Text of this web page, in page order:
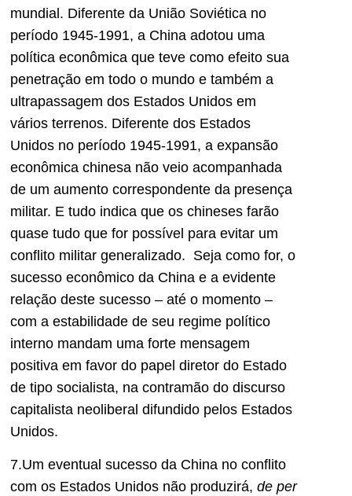
mundial. Diferente da União Soviética no
período 1945-1991, a China adotou uma
política econômica que teve como efeito sua
penetração em todo o mundo e também a
ultrapassagem dos Estados Unidos em
vários terrenos. Diferente dos Estados
Unidos no período 1945-1991, a expansão
econômica chinesa não veio acompanhada
de um aumento correspondente da presença
militar. E tudo indica que os chineses farão
quase tudo que for possível para evitar um
conflito militar generalizado. Seja como for, o
sucesso econômico da China e a evidente
relação deste sucesso – até o momento –
com a estabilidade de seu regime político
interno mandam uma forte mensagem
positiva em favor do papel diretor do Estado
de tipo socialista, na contramão do discurso
capitalista neoliberal difundido pelos Estados
Unidos.
7.Um eventual sucesso da China no conflito
com os Estados Unidos não produzirá, de per